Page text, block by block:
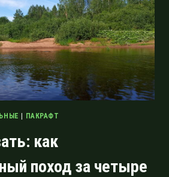
ПАКРАФТ
как
поход за четыре